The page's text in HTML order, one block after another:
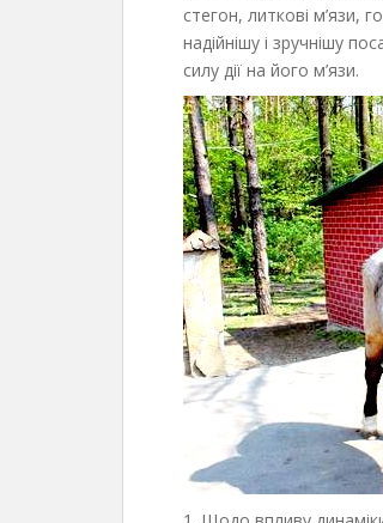
стегон, литкові м’язи,
надійнішу і зручнішу
силу дії на його м’язи.